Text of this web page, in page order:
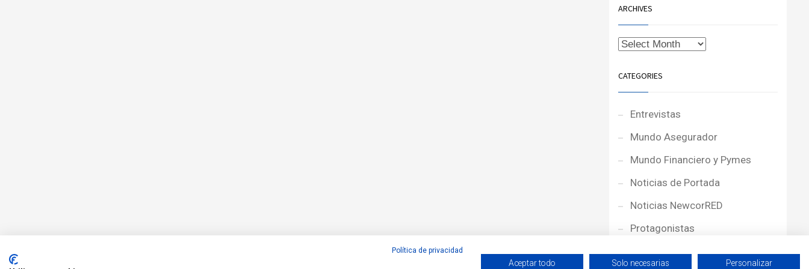
ARCHIVES
CATEGORIES
Entrevistas
Mundo Asegurador
Mundo Financiero y Pymes
Noticias de Portada
Noticias NewcorRED
Protagonistas
Reportajes
Política de privacidad
Aceptar todo Solo necesarias Personalizar